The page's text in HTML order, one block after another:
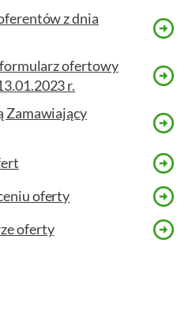
z dnia
formularz ofertowy
r.
Zamawiający
oferty
oferty